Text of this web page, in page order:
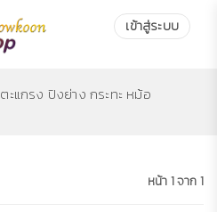
เข้าสู่ระบบ
เข้าสู่ระบบ
ตะแกรง ปิงย่าง กระทะ หม้อ
หน้า 1 จาก 1